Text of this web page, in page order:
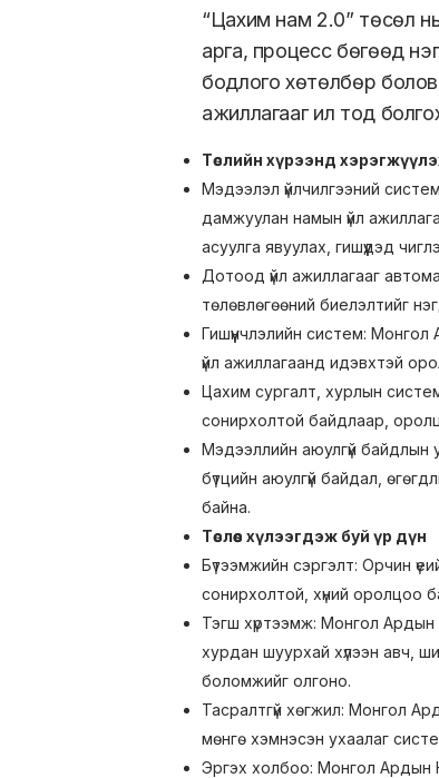
“Цахим нам 2.0” төсөл
арга, процесс бөгөөд
бодлого хөтөлбөр
ажиллагааг ил тод
Төслийн хүрээнд
Мэдээлэл үйлчилгээний
дамжуулан намын үйл
асуулга явуулах, гишүүдэд
Дотоод үйл ажиллагааг
төлөвлөгөөний биелэлтийг
Гишүүнчлэлийн систем:
үйл ажиллагаанд идэвхтэй
Цахим сургалт, хурлын
сонирхолтой байдлаар,
Мэдээллийн аюулгүй байдлын
бүтцийн аюулгүй байдал,
байна.
Төслөөс хүлээгдэж буй үр дүн
Бүтээмжийн сэргэлт: Орчин
сонирхолтой, хүний оролцоо
Тэгш хүртээмж: Монгол Ардын
хурдан шуурхай хүлээн авч,
боломжийг олгоно.
Тасралтгүй хөгжил: Монгол
мөнгө хэмнэсэн ухаалаг
Эргэх холбоо: Монгол Ардын